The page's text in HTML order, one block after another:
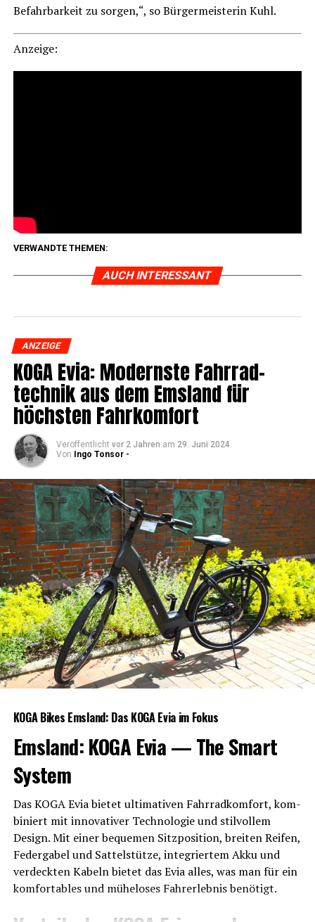
Befahr­bar­keit zu sor­gen,“, so Bür­ger­meis­te­rin Kuhl.
Anzei­ge:
VERWANDTE THEMEN:
AUCH INTERESSANT
ANZEIGE
KOGA Evia: Moderns­te Fahr­rad­
tech­nik aus dem Ems­land für
höchs­ten Fahrkomfort
Veröffentlicht vor 2 Jahren am 29. Juni 2024
Von Ingo Tonsor -
KOGA Bikes Ems­land: Das KOGA Evia im Fokus
Ems­land: KOGA Evia — The Smart
System
Das KOGA Evia bie­tet ulti­ma­ti­ven Fahr­rad­kom­fort, kom­
bi­niert mit inno­va­ti­ver Tech­no­lo­gie und stil­vol­lem
Design. Mit einer beque­men Sitz­po­si­ti­on, brei­ten Rei­fen,
Feder­ga­bel und Sat­tel­stüt­ze, inte­grier­tem Akku und
ver­deck­ten Kabeln bie­tet das Evia alles, was man für ein
kom­for­ta­bles und mühe­lo­ses Fahr­erleb­nis benötigt.